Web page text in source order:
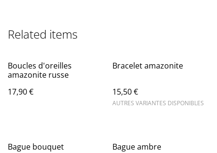
Related items
Boucles d'oreilles
amazonite russe
17,90 €
Bracelet amazonite
15,50 €
AUTRES VARIANTES DISPONIBLES
Bague bouquet
Bague ambre